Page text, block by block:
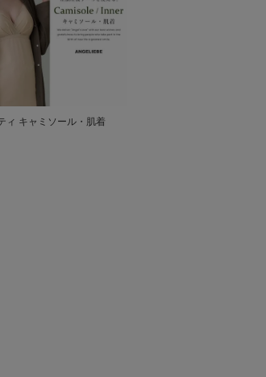
ィ キャミソール・肌着